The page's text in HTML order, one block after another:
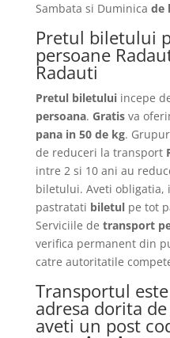
Sambata si Duminica de
Pretul biletului
persoane
Radauti
Pretul biletuluiincepe
persoana. Gratisva
pana in 50 de kg.
de reduceri la transport
intre 2 si 10 ani au
biletului. Aveti obligatia,
pastratati biletulpe tot
Serviciile de transport
verifica permanent din
catre autoritatile
Transportul
adresa dorita
aveti un post